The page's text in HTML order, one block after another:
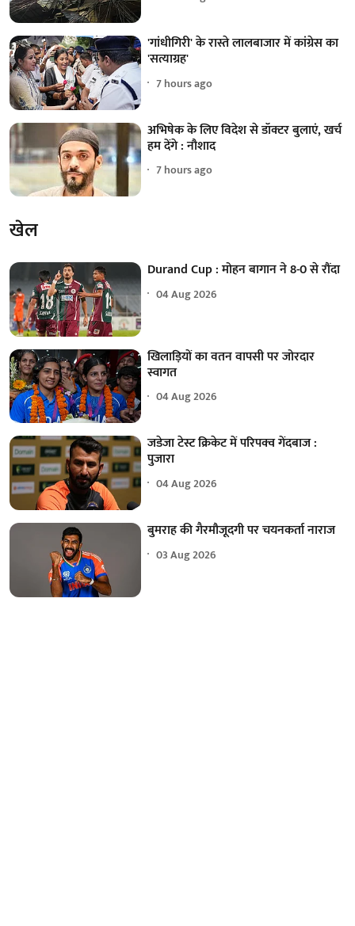
'गांधीगिरी' के रास्ते लालबाजार में कांग्रेस का
'सत्याग्रह'
7 hours ago
अभिषेक के लिए विदेश से डॉक्टर बुलाएं, खर्च
हम देंगे : नौशाद
7 hours ago
खेल
Durand Cup : मोहन बागान ने 8-0 से रौंदा
04 Aug 2026
खिलाड़ियों का वतन वापसी पर जोरदार
स्वागत
04 Aug 2026
जडेजा टेस्ट क्रिकेट में परिपक्व गेंदबाज :
पुजारा
04 Aug 2026
बुमराह की गैरमौजूदगी पर चयनकर्ता नाराज
03 Aug 2026